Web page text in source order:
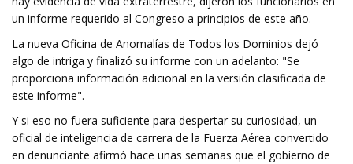
un informe requerido al Congreso a principios de este año.
La nueva Oficina de Anomalías de Todos los Dominios dejó
algo de intriga y finalizó su informe con un adelanto: "Se
proporciona información adicional en la versión clasificada de
este informe".
Y si eso no fuera suficiente para despertar su curiosidad, un
oficial de inteligencia de carrera de la Fuerza Aérea convertido
en denunciante afirmó hace unas semanas que el gobierno de